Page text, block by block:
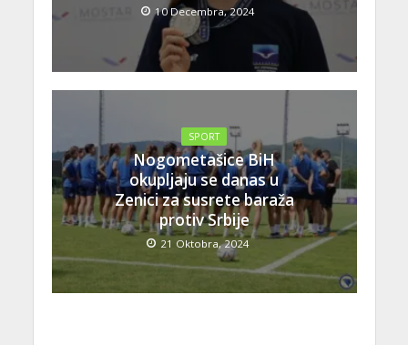
10 Decembra, 2024
SPORT
Nogometašice BiH
okupljaju se danas u
Zenici za susrete baraža
protiv Srbije
21 Oktobra, 2024